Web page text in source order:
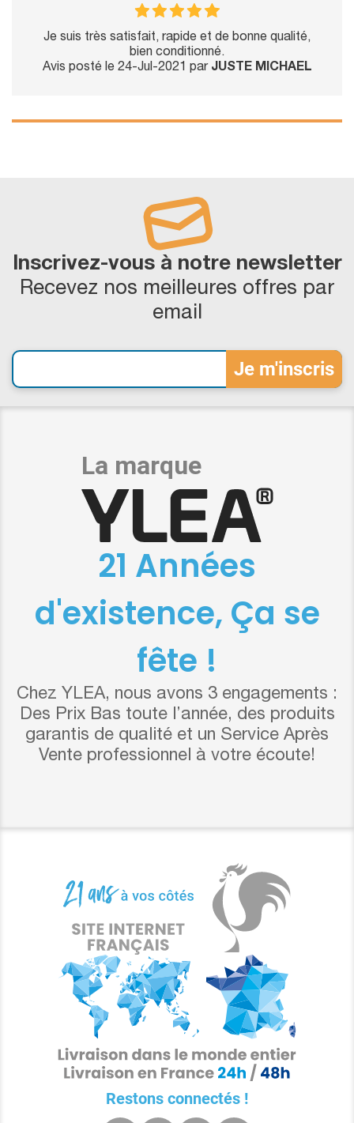
Je suis très satisfait, rapide et de bonne qualité,
bien conditionné.
Avis posté le 24-Jul-2021 par JUSTE MICHAEL
Inscrivez-vous à notre newsletter
Recevez nos meilleures offres par
email
21 Années
d'existence, Ça se
fête !
Chez YLEA, nous avons 3 engagements :
Des Prix Bas toute l’année, des produits
garantis de qualité et un Service Après
Vente professionnel à votre écoute!
Restons connectés !